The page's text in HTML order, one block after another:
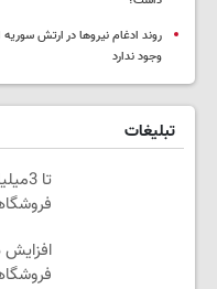
روند ادغام نیروها در ارتش
وجود ندارد
تبلیغات
تا